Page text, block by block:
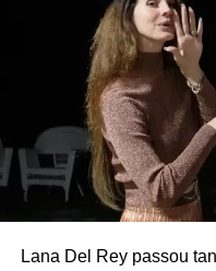
colaboradores do Green
pequenas,
formação original
guitarra), Mike Dirnt
Bill Schneider (baixo) e
Jason são os únicos
Day, sendo que Jason
últimos anos, porém,
shows, e o The
Lana Del Rey passou